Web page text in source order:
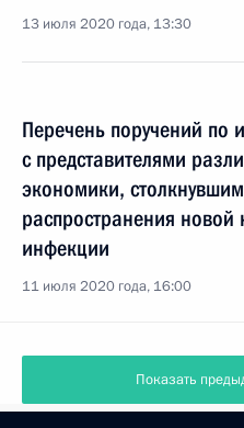
13 июля 2020 года, 13:30
Перечень поручений по
с представителями
экономики,
распространения новой
инфекции
11 июля 2020 года, 16:00
Показать